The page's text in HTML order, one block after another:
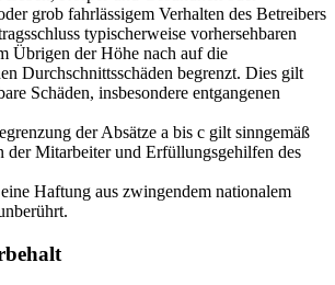
grob fahrlässigem Verhalten des Betreibers
typischerweise vorhersehbaren
Übrigen der Höhe nach auf die
Durchschnittsschäden begrenzt. Dies gilt
Schäden, insbesondere entgangenen
der Absätze a bis c gilt sinngemäß
der Mitarbeiter und Erfüllungsgehilfen des
Haftung aus zwingendem nationalem